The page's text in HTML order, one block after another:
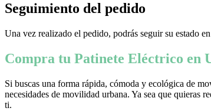
Seguimiento del pedido
Una vez realizado el pedido, podrás seguir su estado
Compra tu Patinete Eléctrico en
Si buscas una forma rápida, cómoda y ecológica de
necesidades de movilidad urbana. Ya sea que quieras
ti.